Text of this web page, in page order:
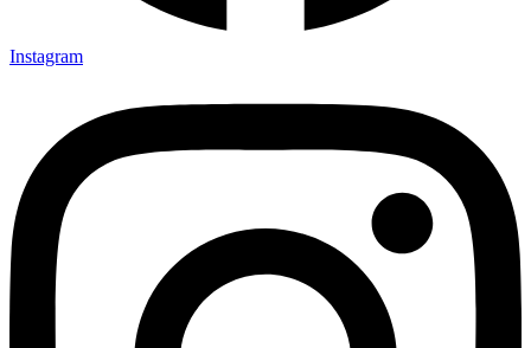
Instagram